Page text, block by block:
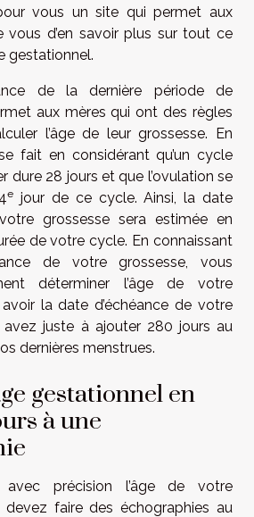
vous un site qui permet aux
d’en savoir plus sur tout ce
gestationnel.
de la dernière période de
aux mères qui ont des règles
l’âge de leur grossesse. En
fait en considérant qu’un cycle
dure 28 jours et que l’ovulation se
e jour de ce cycle. Ainsi, la date
grossesse sera estimée en
de votre cycle. En connaissant
de votre grossesse, vous
déterminer l’âge de votre
la date d’échéance de votre
avez juste à ajouter 280 jours au
dernières menstrues.
gestationnel en
à une
avec précision l’âge de votre
devez faire des échographies au